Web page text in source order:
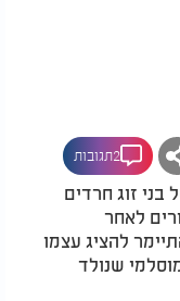
2תגובות
בני זוג חרדים
לאחר
להציג עצמו
שנולד